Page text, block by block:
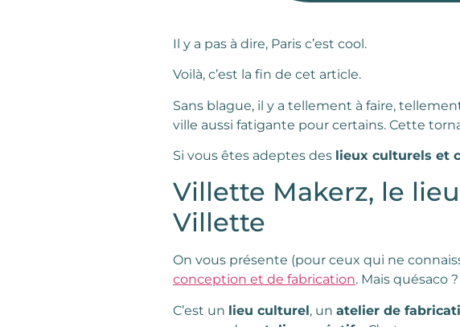
Il y a pas à dire, Paris c’est cool.
Voilà, c’est la fin de cet article.
Sans blague, il y a tellement à faire,
ville aussi fatigante pour certains. Cette
Si vous êtes adeptes des lieux culturels et
Villette Makerz, le
Villette
On vous présente (pour ceux qui ne
conception et de fabrication. Mais quésaco ?
C’est un lieu culturel, un atelier de